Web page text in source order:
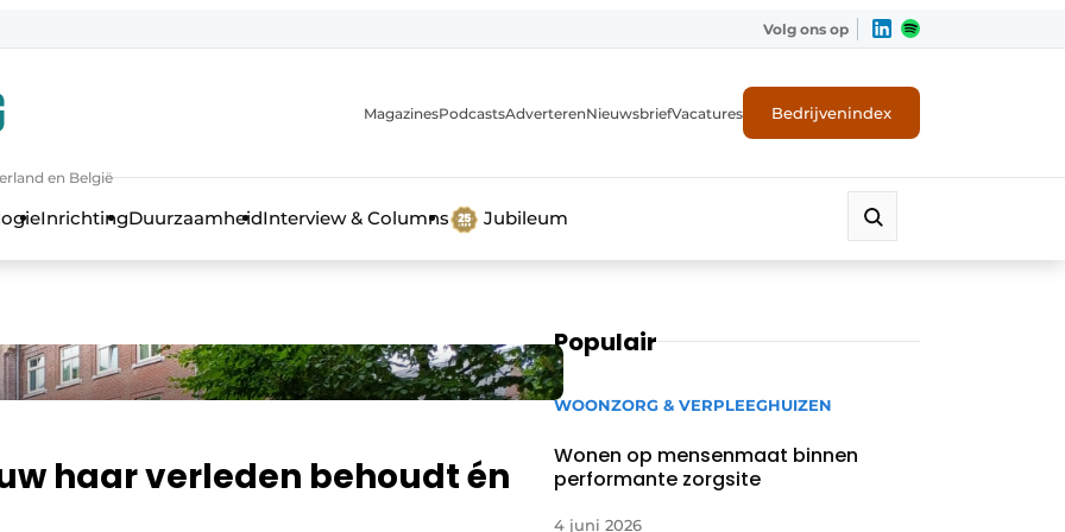
Volg ons op
en België
MagazinesPodcastsAdverterenNieuwsbriefVacatures Bedrijvenindex
InrichtingDuurzaamheidInterview & Columns Jubileum
haar verleden behoudt én
Populair
WOONZORG & VERPLEEGHUIZEN
Wonen op mensenmaat binnen
performante zorgsite
4 juni 2026